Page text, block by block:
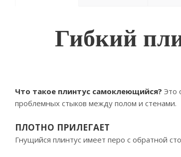
Гибкий
Что такое плинтус самоклеющийся? Это
проблемных стыков между полом и стенами.
ПЛОТНО ПРИЛЕГАЕТ
Гнущийся плинтус имеет перо с обратной